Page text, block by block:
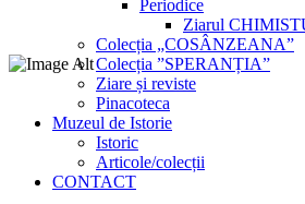
Periodice
Ziarul
Colecția „COSÂNZEANA”
Colecția ”SPERANȚIA”
Ziare și reviste
Pinacoteca
Muzeul de Istorie
Istoric
Articole/colecții
CONTACT